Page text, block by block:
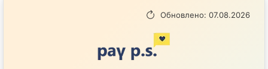
Обновлено: 07.08.2026